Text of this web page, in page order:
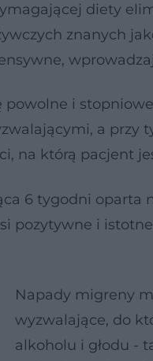
diety
znanych
powolne i
a
na którą pacjent
6 tygodni oparta
pozytywne i
Napady migreny
wyzwalające, do
alkoholu i głodu -